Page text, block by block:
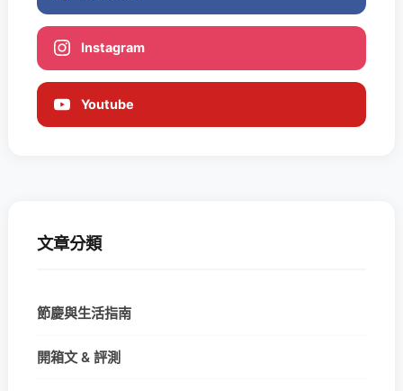
Instagram
Youtube
文章分類
節慶與生活指南
開箱文 & 評測